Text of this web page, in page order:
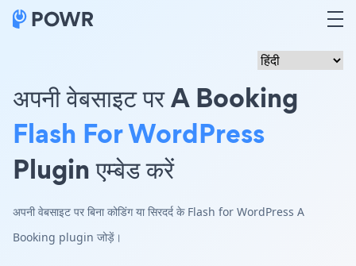
अपनी वेबसाइट पर A Booking
Flash For WordPress
Plugin एम्बेड करें
अपनी वेबसाइट पर बिना कोडिंग या सिरदर्द के Flash for WordPress A
Booking plugin जोड़ें।